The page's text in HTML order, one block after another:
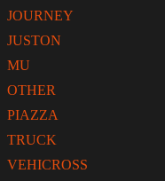
JOURNEY
JUSTON
MU
OTHER
PIAZZA
TRUCK
VEHICROSS